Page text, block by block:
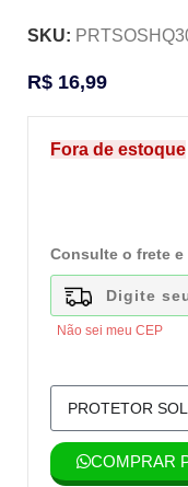
SKU:
R$ 16,99
Fora de estoque
Consulte o frete
Não sei meu CEP
COMPRAR